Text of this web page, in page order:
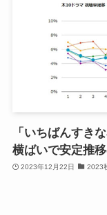
「いちばんすき
横ばいで安定推
2023年12月22日 2023